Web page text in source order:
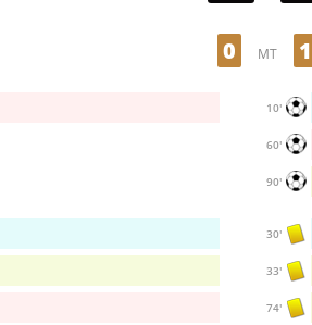
0 MT 1
10'
60'
90'
30'
33'
74'